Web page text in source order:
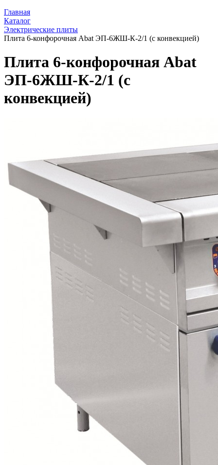
Главная
Каталог
Электрические плиты
Плита 6-конфорочная Abat ЭП-6ЖШ-К-2/1 (с конвекцией)
Плита 6-конфорочная Abat
ЭП-6ЖШ-К-2/1 (с
конвекцией)